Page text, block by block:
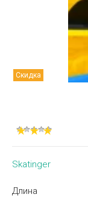
Скидка
Skatinger
Длина